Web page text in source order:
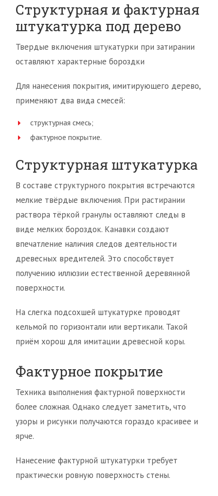
Структурная и фактурная
штукатурка под дерево
Твердые включения штукатурки при затирании
оставляют характерные бороздки
Для нанесения покрытия, имитирующего дерево,
применяют два вида смесей:
структурная смесь;
фактурное покрытие.
Структурная штукатурка
В составе структурного покрытия встречаются
мелкие твёрдые включения. При растирании
раствора тёркой гранулы оставляют следы в
виде мелких бороздок. Канавки создают
впечатление наличия следов деятельности
древесных вредителей. Это способствует
получению иллюзии естественной деревянной
поверхности.
На слегка подсохшей штукатурке проводят
кельмой по горизонтали или вертикали. Такой
приём хорош для имитации древесной коры.
Фактурное покрытие
Техника выполнения фактурной поверхности
более сложная. Однако следует заметить, что
узоры и рисунки получаются гораздо красивее и
ярче.
Нанесение фактурной штукатурки требует
практически ровную поверхность стены.